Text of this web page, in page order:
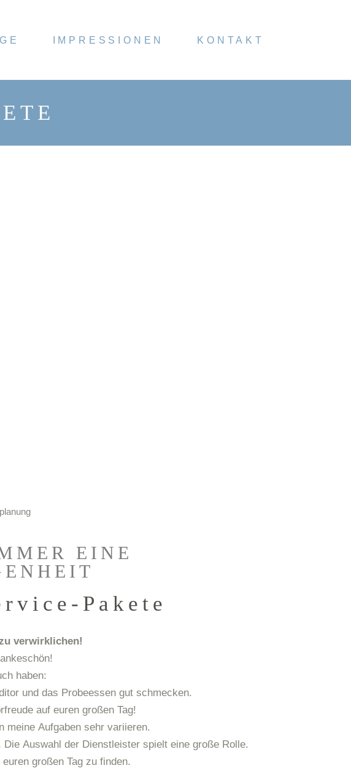
IMPRESSIONEN KONTAKT
EINE
Pakete
verwirklichen!
haben:
und das Probeessen gut schmecken.
auf euren großen Tag!
meine Aufgaben sehr variieren.
Auswahl der Dienstleister spielt eine große Rolle.
großen Tag zu finden.